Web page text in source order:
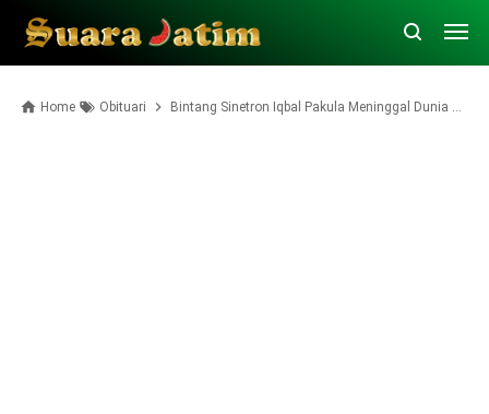
Home Obituari Bintang Sinetron Iqbal Pakula Meninggal Dunia Akibat Gagal Napas dan Jantung